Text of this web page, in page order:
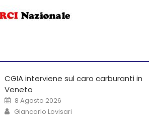
CGIA interviene sul caro carburanti in
Veneto
8 Agosto 2026
Giancarlo Lovisari